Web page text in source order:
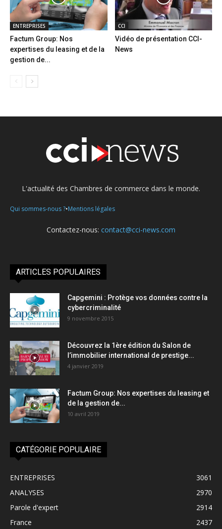
ENTREPRISES
Factum Group: Nos
expertises du leasing et de la
gestion de...
CCI
Vidéo de présentation CCI-
News
L'actualité des Chambres de commerce dans le monde.
Qui sommes-nous ?•Mentions légales
Contactez-nous: contact@cci-news.com
ARTICLES POPULAIRES
Capgemini : Protège vos données contre la
cybercriminalité
9 novembre 2015
Découvrez la 1ère édition du Salon de
l’immobilier international de prestige...
4 janvier 2019
Factum Group: Nos expertises du leasing et
de la gestion de...
10 avril 2019
CATÉGORIE POPULAIRE
ENTREPRISES
3061
ANALYSES
2970
Parole d'expert
2914
France
2437